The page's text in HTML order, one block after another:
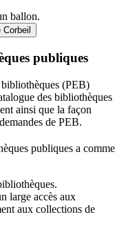
publiques
(PEB)
des bibliothèques
ainsi que la façon
de PEB.
publiques a comme
large accès aux
aux collections de